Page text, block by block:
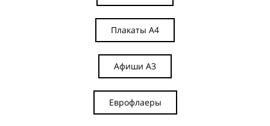
Плакаты А4
Афиши А3
Еврофлаеры